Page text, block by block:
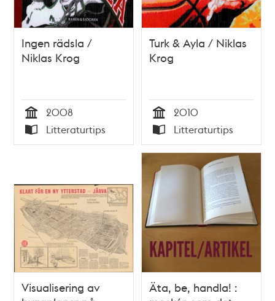
Ingen rädsla /
Niklas Krog
Tid
2008
Typ
Litteraturtips
Turk & Ayla / Niklas
Krog
Tid
2010
Typ
Litteraturtips
Visualisering av
Äta, be, handla! :